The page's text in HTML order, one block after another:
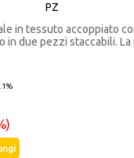
PZ
in tessuto accoppiato
in due pezzi staccabili.